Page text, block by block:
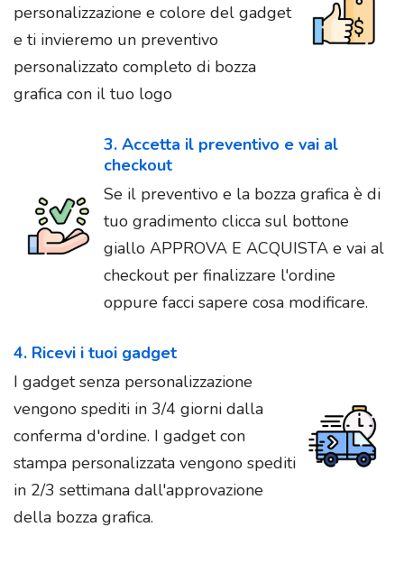
personalizzazione e colore del gadget
e ti invieremo un preventivo
personalizzato completo di bozza
grafica con il tuo logo
3. Accetta il preventivo e vai al
checkout
Se il preventivo e la bozza grafica è di
tuo gradimento clicca sul bottone
giallo APPROVA E ACQUISTA e vai al
checkout per finalizzare l'ordine
oppure facci sapere cosa modificare.
4. Ricevi i tuoi gadget
I gadget senza personalizzazione
vengono spediti in 3/4 giorni dalla
conferma d'ordine. I gadget con
stampa personalizzata vengono spediti
in 2/3 settimana dall'approvazione
della bozza grafica.